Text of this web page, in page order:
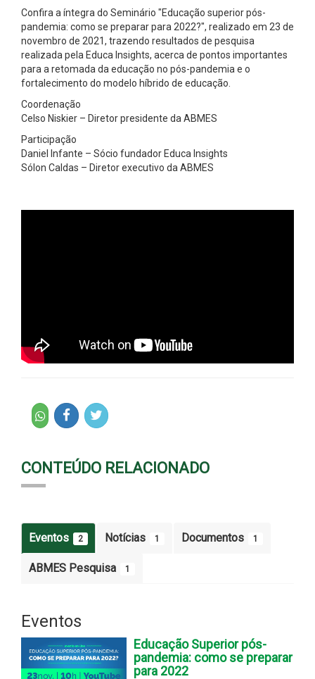
Confira a íntegra do Seminário "Educação superior pós-
pandemia: como se preparar para 2022?", realizado em 23 de
novembro de 2021, trazendo resultados de pesquisa
realizada pela Educa Insights, acerca de pontos importantes
para a retomada da educação no pós-pandemia e o
fortalecimento do modelo híbrido de educação.
Coordenação
Celso Niskier – Diretor presidente da ABMES
Participação
Daniel Infante – Sócio fundador Educa Insights
Sólon Caldas – Diretor executivo da ABMES
CONTEÚDO RELACIONADO
Eventos 2 Notícias 1 Documentos 1
ABMES Pesquisa 1
Eventos
Educação Superior pós-
pandemia: como se preparar
para 2022